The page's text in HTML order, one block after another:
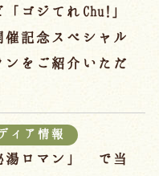
ゴジてれChu!」
催記念スペシャル
ンをご紹介いただ
ィア情報
湯ロマン」 で当
/ 9:00~18:00